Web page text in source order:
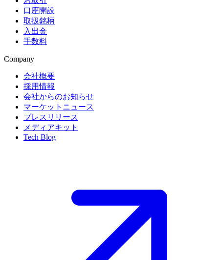
口座開設
取扱銘柄
入出金
手数料
Company
会社概要
採用情報
会社からのお知らせ
マーケットニュース
プレスリリース
メディアキット
Tech Blog